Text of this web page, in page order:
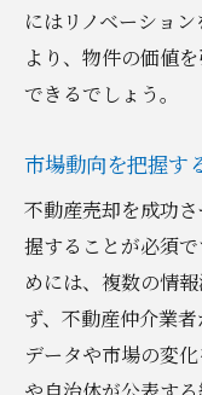
にはリノベーショ
より、物件の価値
できるでしょう。
市場動向を把握す
不動産売却を成功
握することが必須
めには、複数の情
ず、不動産仲介業
データや市場の変